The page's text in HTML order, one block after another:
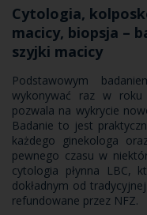
Cytologia,
macicy, biopsja –
szyjki macicy
Podstawowym
wykonywać raz w
pozwala na wykrycie
Badanie to jest
każdego ginekologa
pewnego czasu w
cytologia płynna LBC,
dokładnym od
refundowane przez NFZ.